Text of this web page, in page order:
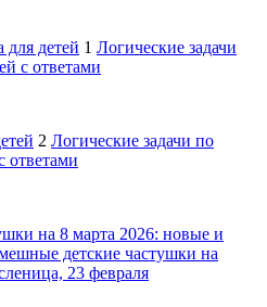
для детей 1 Логические задачи
с ответами
2 Логические задачи по
ответами
на 8 марта 2026: новые и
детские частушки на
23 февраля